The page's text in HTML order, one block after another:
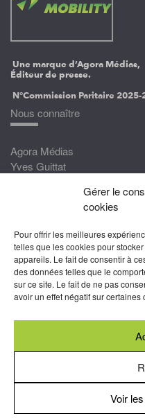
Gérer le
cookies
Pour offrir les meilleures
telles que les cookies pour
appareils. Le fait de consentir à
des données telles que le
sur ce site. Le fait de ne pas
avoir un effet négatif sur certaines
Voir
Une marque d’Agora Médias,
Éditeur de presse.
N°Commission Paritaire 2025-
Nous connaître
Agora Médias
Yves Guittat
Devenez correspondant
Rejoignez nos experts
Devenez Partenaire
Nous suivre
Abonnez-vous à nos
de cookies